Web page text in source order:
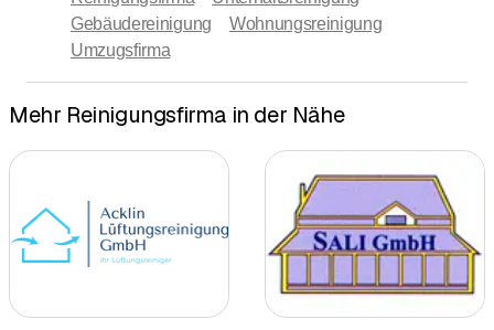
Gebäudereinigung
Wohnungsreinigung
Umzugsfirma
Mehr Reinigungsfirma in der Nähe